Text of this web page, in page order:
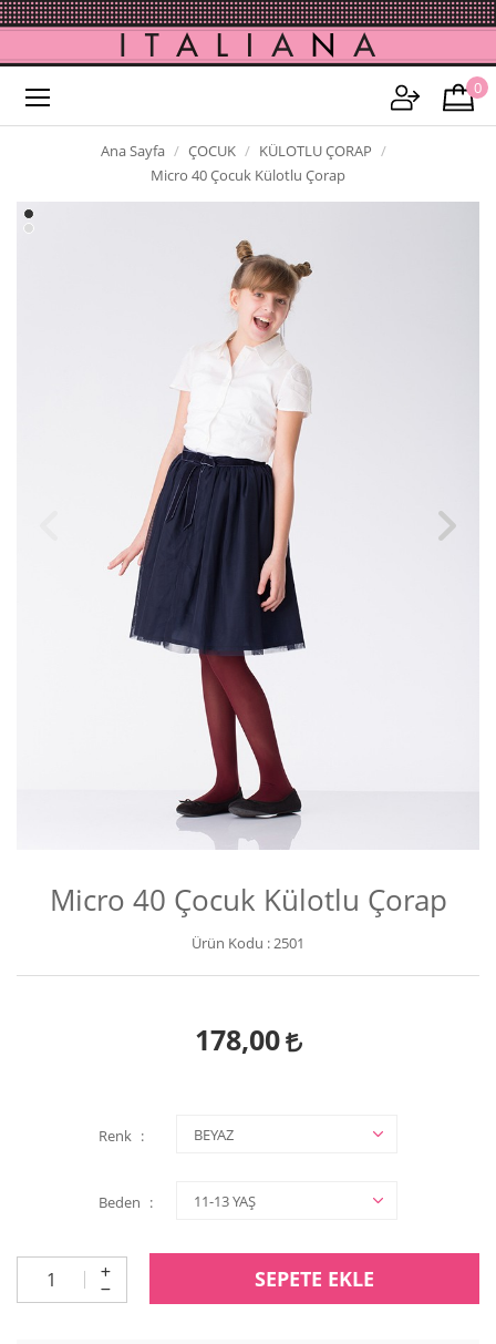
0
Ana Sayfa ÇOCUK
KÜLOTLU ÇORAP
Micro 40 Çocuk Külotlu Çorap
Micro 40 Çocuk Külotlu Çorap
Ürün Kodu :2501
178,00
Renk
Beden
SEPETE EKLE